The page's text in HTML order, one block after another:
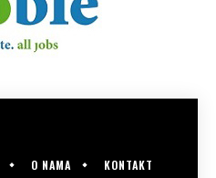
O NAMA KONTAKT